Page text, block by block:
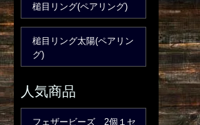
槌目リング(ペアリング)
槌目リング太陽(ペアリン
グ)
人気商品
フェザービーズ 2個１セ